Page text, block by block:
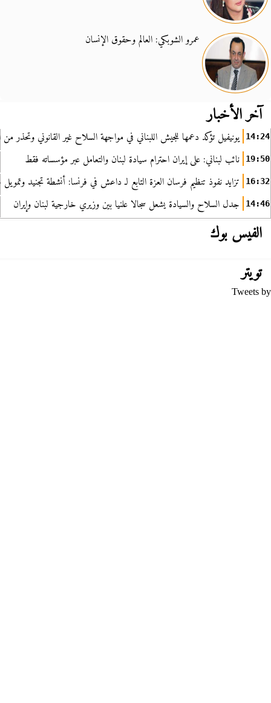
عمرو الشوبكي: العالم وحقوق الإنسان
آخر الأخبار
14:24 يونيفيل تؤكد دعمها للجيش اللبناني في مواجهة السلاح غير القانوني وتحذر من
19:50 نائب لبناني: على إيران احترام سيادة لبنان والتعامل عبر مؤسساته فقط
16:32 تزايد نفوذ تنظيم فرسان العزة التابع لـ داعش في فرنسا: أنشطة تجنيد
14:46 جدل السلاح والسيادة يشعل سجالا علنيا بين وزيري خارجية لبنان وإيران
الفيس بوك
تويتر
Tweets by